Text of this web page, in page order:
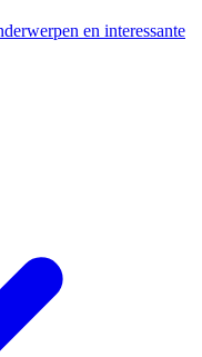
en interessante